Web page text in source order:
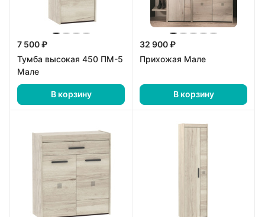
7 500 ₽
Тумба высокая 450 ПМ-5
Мале
В корзину
32 900 ₽
Прихожая Мале
В корзину